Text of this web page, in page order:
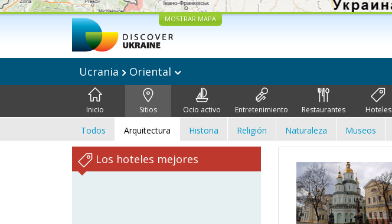
MOSTRAR MAPA
Ucrania Oriental
Inicio Sitios Ocio activo Entretenimiento Restaurantes Hoteles
Todos Arquitectura Historia Religión Naturaleza Museos
Los hoteles mejores